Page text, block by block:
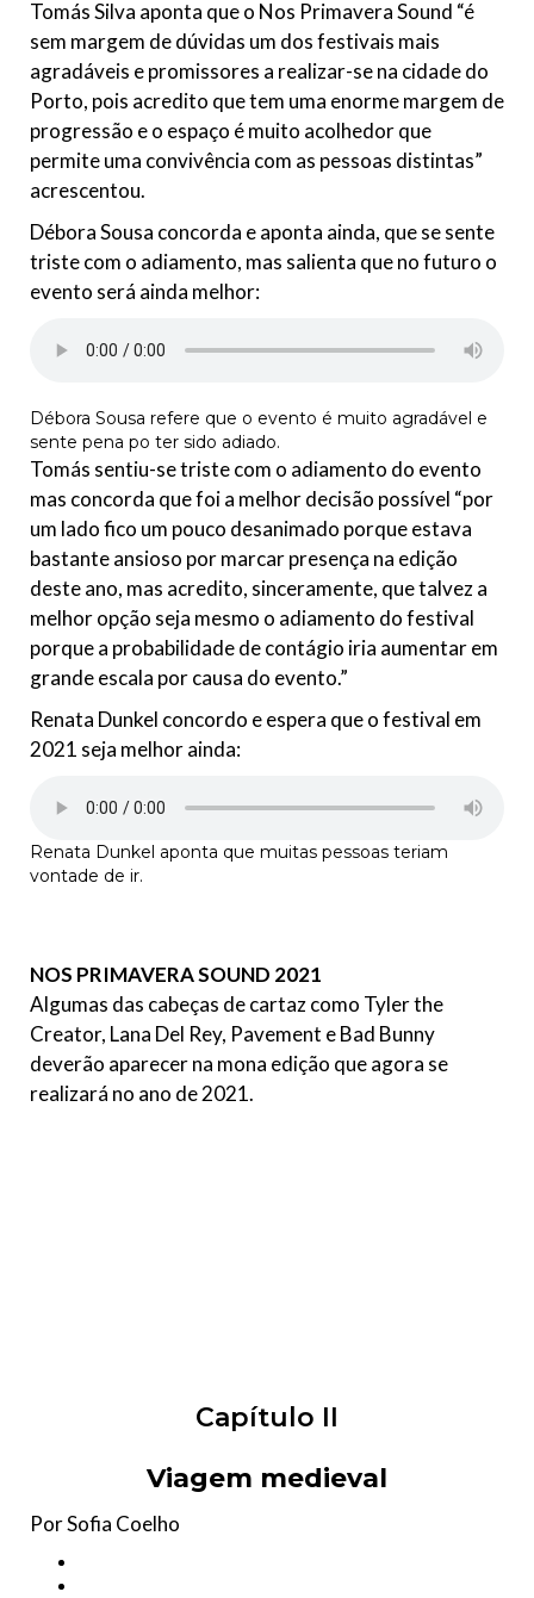
Tomás Silva aponta que o Nos Primavera Sound “é
sem margem de dúvidas um dos festivais mais
agradáveis e promissores a realizar-se na cidade do
Porto, pois acredito que tem uma enorme margem de
progressão e o espaço é muito acolhedor que
permite uma convivência com as pessoas distintas”
acrescentou.
Débora Sousa concorda e aponta ainda, que se sente
triste com o adiamento, mas salienta que no futuro o
evento será ainda melhor:
Débora Sousa refere que o evento é muito agradável e
sente pena po ter sido adiado.
Tomás sentiu-se triste com o adiamento do evento
mas concorda que foi a melhor decisão possível “por
um lado fico um pouco desanimado porque estava
bastante ansioso por marcar presença na edição
deste ano, mas acredito, sinceramente, que talvez a
melhor opção seja mesmo o adiamento do festival
porque a probabilidade de contágio iria aumentar em
grande escala por causa do evento.”
Renata Dunkel concordo e espera que o festival em
2021 seja melhor ainda:
Renata Dunkel aponta que muitas pessoas teriam
vontade de ir.
NOS PRIMAVERA SOUND 2021
Algumas das cabeças de cartaz como Tyler the
Creator, Lana Del Rey, Pavement e Bad Bunny
deverão aparecer na mona edição que agora se
realizará no ano de 2021.
Capítulo II
Viagem medieval
Por Sofia Coelho